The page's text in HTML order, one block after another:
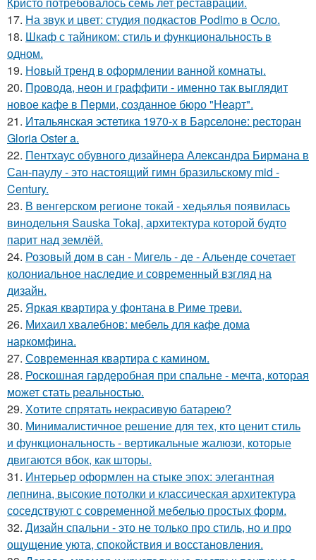
17. На звук и цвет: студия подкастов Podimo в Осло.
18. Шкаф с тайником: стиль и функциональность в
одном.
19. Новый тренд в оформлении ванной комнаты.
20. Провода, неон и граффити - именно так выглядит
новое кафе в Перми, созданное бюро "Неарт".
21. Итальянская эстетика 1970-х в Барселоне: ресторан
Gloria Oster a.
22. Пентхаус обувного дизайнера Александра Бирмана в
Сан-паулу - это настоящий гимн бразильскому mid -
Century.
23. В венгерском регионе токай - хедьялья появилась
винодельня Sauska Tokaj, архитектура которой будто
парит над землёй.
24. Розовый дом в сан - Мигель - де - Альенде сочетает
колониальное наследие и современный взгляд на
дизайн.
25. Яркая квартира у фонтана в Риме треви.
26. Михаил хвалебнов: мебель для кафе дома
наркомфина.
27. Современная квартира с камином.
28. Роскошная гардеробная при спальне - мечта, которая
может стать реальностью.
29. Хотите спрятать некрасивую батарею?
30. Минималистичное решение для тех, кто ценит стиль
и функциональность - вертикальные жалюзи, которые
двигаются вбок, как шторы.
31. Интерьер оформлен на стыке эпох: элегантная
лепнина, высокие потолки и классическая архитектура
соседствуют с современной мебелью простых форм.
32. Дизайн спальни - это не только про стиль, но и про
ощущение уюта, спокойствия и восстановления.